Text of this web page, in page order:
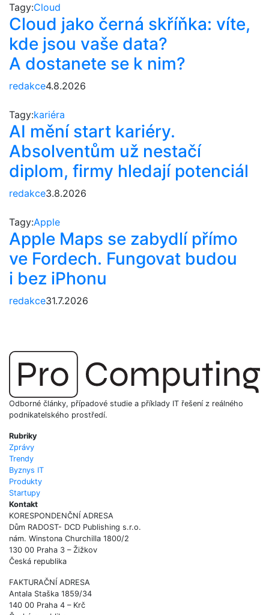
Tagy:Cloud
Cloud jako černá skříňka: víte,
kde jsou vaše data?
A dostanete se k nim?
redakce4.8.2026
Tagy:kariéra
AI mění start kariéry.
Absolventům už nestačí
diplom, firmy hledají potenciál
redakce3.8.2026
Tagy:Apple
Apple Maps se zabydlí přímo
ve Fordech. Fungovat budou
i bez iPhonu
redakce31.7.2026
Odborné články, případové studie a příklady IT řešení z reálného
podnikatelského prostředí.
Rubriky
Zprávy
Trendy
Byznys IT
Produkty
Startupy
Kontakt
KORESPONDENČNÍ ADRESA
Dům RADOST- DCD Publishing s.r.o.
nám. Winstona Churchilla 1800/2
130 00 Praha 3 – Žižkov
Česká republika
FAKTURAČNÍ ADRESA
Antala Staška 1859/34
140 00 Praha 4 – Krč